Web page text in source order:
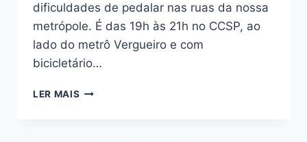
dificuldades de pedalar nas ruas da nossa
metrópole. É das 19h às 21h no CCSP, ao
lado do metrô Vergueiro e com
bicicletário…
LER MAIS RODA